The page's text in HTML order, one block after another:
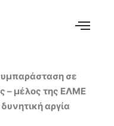
σε
– μέλος της ΕΛΜΕ
αργία